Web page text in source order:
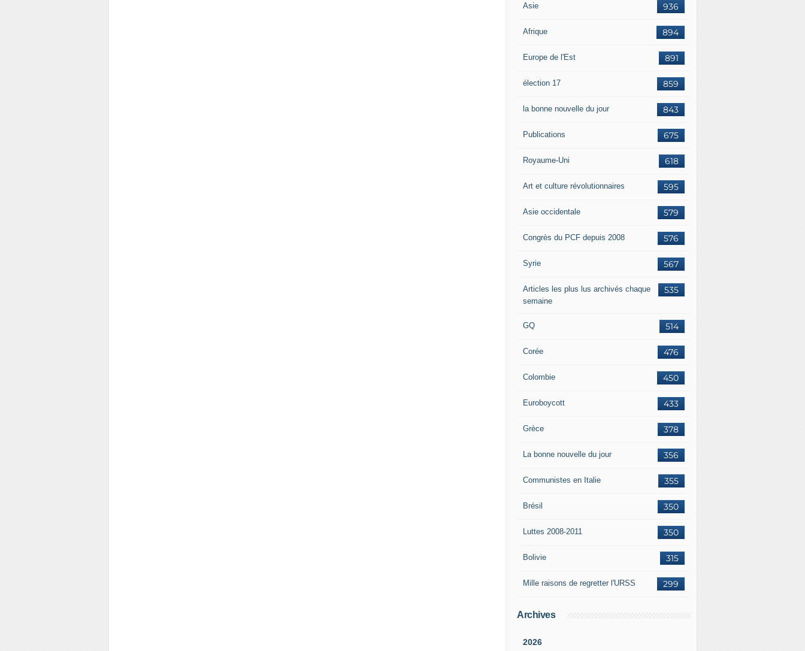
936
Asie
894
Afrique
891
Europe de l'Est
859
élection 17
843
la bonne nouvelle du jour
675
Publications
618
Royaume-Uni
595
Art et culture révolutionnaires
579
Asie occidentale
576
Congrès du PCF depuis 2008
567
Syrie
535
Articles les plus lus archivés chaque
semaine
514
GQ
476
Corée
450
Colombie
433
Euroboycott
378
Grèce
356
La bonne nouvelle du jour
355
Communistes en Italie
350
Brésil
350
Luttes 2008-2011
315
Bolivie
299
Mille raisons de regretter l'URSS
Archives
2026